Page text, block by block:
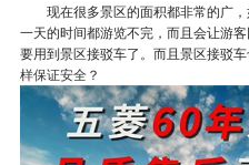
现在很多景区的面积都非常的广
一天的时间都游览不完，而且会让游
要用到景区接驳车了。而且景区接驳
样保证安全？